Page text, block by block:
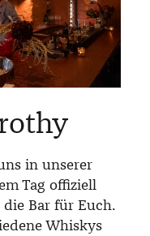
in unserer
Tag offiziell
Bar für Euch.
Whiskys